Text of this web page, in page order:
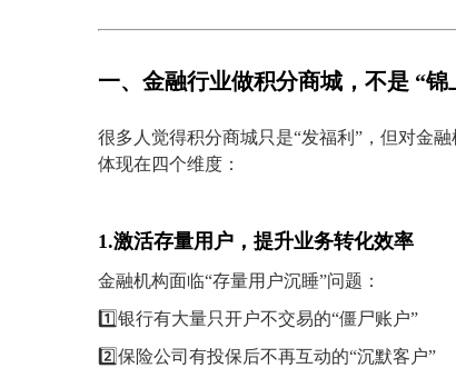
一、金融行业做积分商城，不是 “
很多人觉得积分商城只是“发福利”，但对金
体现在四个维度：
1.激活存量用户，提升业务转化效率
金融机构面临“存量用户沉睡”问题：
1️⃣银行有大量只开户不交易的“僵尸账户”
2️⃣保险公司有投保后不再互动的“沉默客户”